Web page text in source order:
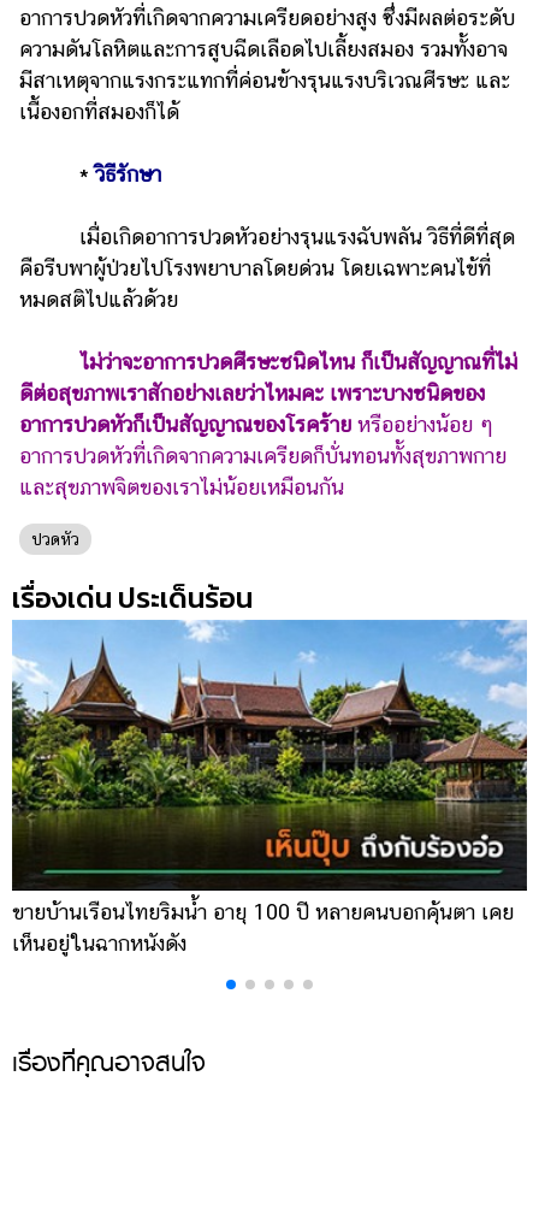
อาการปวดหัวที่เกิดจากความเครียดอย่างสูง ซึ่งมีผลต่อระดับ
ความดันโลหิตและการสูบฉีดเลือดไปเลี้ยงสมอง รวมทั้งอาจ
มีสาเหตุจากแรงกระแทกที่ค่อนข้างรุนแรงบริเวณศีรษะ และ
เนื้องอกที่สมองก็ได้
*วิธีรักษา
เมื่อเกิดอาการปวดหัวอย่างรุนแรงฉับพลัน วิธีที่ดีที่สุด
คือรีบพาผู้ป่วยไปโรงพยาบาลโดยด่วน โดยเฉพาะคนไข้ที่
หมดสติไปแล้วด้วย
ไม่ว่าจะอาการปวดศีรษะชนิดไหน ก็เป็นสัญญาณที่ไม่
ดีต่อสุขภาพเราสักอย่างเลยว่าไหมคะ เพราะบางชนิดของ
อาการปวดหัวก็เป็นสัญญาณของโรคร้าย หรืออย่างน้อย ๆ
อาการปวดหัวที่เกิดจากความเครียดก็บั่นทอนทั้งสุขภาพกาย
และสุขภาพจิตของเราไม่น้อยเหมือนกัน
ปวดหัว
เรื่องเด่น ประเด็นร้อน
ขายบ้านเรือนไทยริมน้ำ อายุ 100 ปี หลายคนบอกคุ้นตา เคย
เห็นอยู่ในฉากหนังดัง
เรื่องที่คุณอาจสนใจ